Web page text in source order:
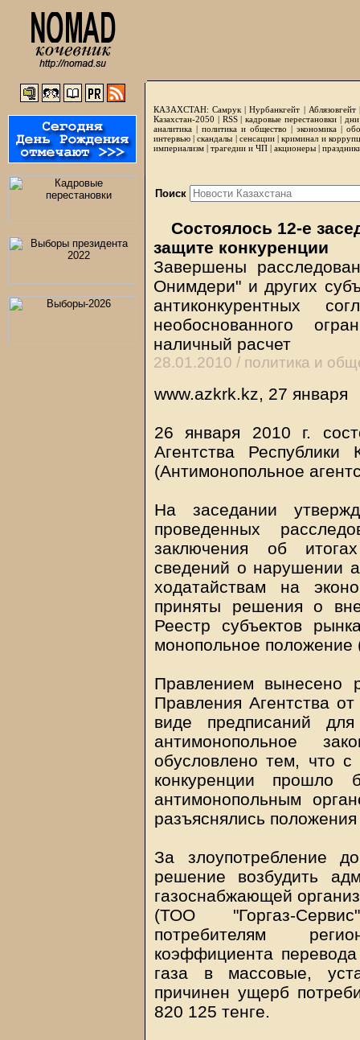
КАЗАХСТАН: Самрук |Нурбанкгейт | Аблязовгейт
Казахстан-2050 | RSS|кадровые перестановки|
аналитика | политика и общество | экономика |
интервью |скандалы | сенсации|криминал и
империализм | трагедии и ЧП | акционеры |
Поиск
Состоялось 12-е
защите конкуренции
Завершены
Онимдери" и других
антиконкурентных
необоснованного
наличный расчет
28.01.2010 / политика и
www.azkrk.kz, 27 января
26 января 2010 г.
Агентства Республики
(Антимонопольное
На заседании
проведенных
заключения об
сведений о нарушении
ходатайствам на
приняты решения о
Реестр субъектов
монопольное положение
Правлением вынесено
Правления Агентства
виде предписаний
антимонопольное
обусловлено тем, что
конкуренции прошло
антимонопольным
разъяснялись
За злоупотребление
решение возбудить
газоснабжающей
(ТОО "Горгаз-
потребителям
коэффициента
газа в массовые,
причинен ущерб
820 125 тенге.